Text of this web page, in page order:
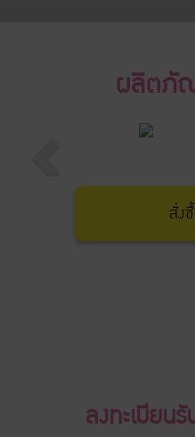
ผลิตภั
สั่ง
ลงทะเบียน